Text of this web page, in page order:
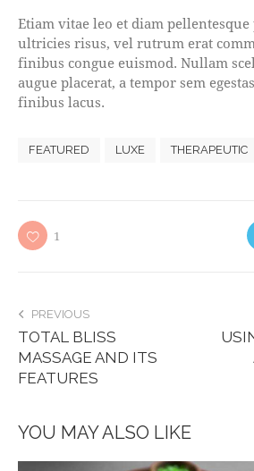
Etiam vitae leo et diam pellentesque
ultricies risus, vel rutrum erat
finibus congue euismod. Nullam
augue placerat, a tempor sem
finibus lacus.
FEATURED LUXE THERAPEUTIC
1
PREVIOUS
TOTAL BLISS
MASSAGE AND ITS
FEATURES
YOU MAY ALSO LIKE